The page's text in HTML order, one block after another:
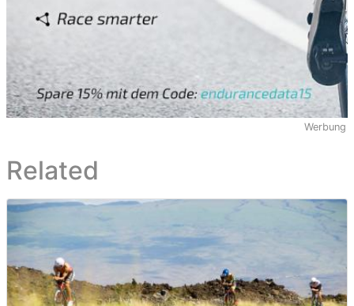
Werbung
Related